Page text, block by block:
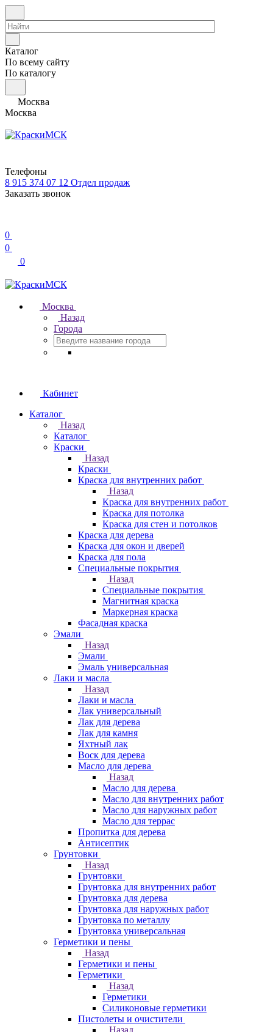
Каталог
По всему сайту
По каталогу
Москва
Москва
Телефоны
8 915 374 07 12 Отдел продаж
Заказать звонок
0
0
0
Москва
Назад
Города
Кабинет
Каталог
Назад
Каталог
Краски
Назад
Краски
Краска для внутренних работ
Назад
Краска для внутренних работ
Краска для потолка
Краска для стен и потолков
Краска для дерева
Краска для окон и дверей
Краска для пола
Специальные покрытия
Назад
Специальные покрытия
Магнитная краска
Маркерная краска
Фасадная краска
Эмали
Назад
Эмали
Эмаль универсальная
Лаки и масла
Назад
Лаки и масла
Лак универсальный
Лак для дерева
Лак для камня
Яхтный лак
Воск для дерева
Масло для дерева
Назад
Масло для дерева
Масло для внутренних работ
Масло для наружных работ
Масло для террас
Пропитка для дерева
Антисептик
Грунтовки
Назад
Грунтовки
Грунтовка для внутренних работ
Грунтовка для дерева
Грунтовка для наружных работ
Грунтовка по металлу
Грунтовка универсальная
Герметики и пены
Назад
Герметики и пены
Герметики
Назад
Герметики
Силиконовые герметики
Пистолеты и очистители
Назад